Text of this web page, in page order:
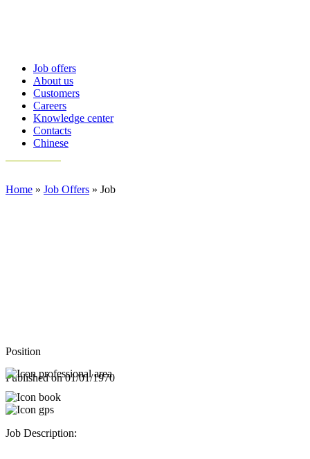
Job offers
About us
Customers
Careers
Knowledge center
Contacts
Chinese
Home » Job Offers » Job
Position
Published on01/01/1970
Job Description: